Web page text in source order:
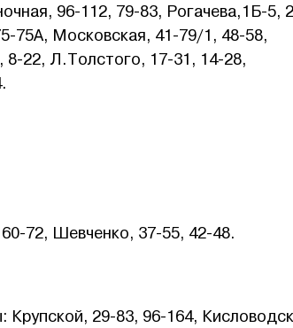
96-112, 79-83, Рогачева,1Б-5,
75А, Московская, 41-79/1, 48-58,
8-22, Л.Толстого, 17-31, 14-28,
72, Шевченко, 37-55, 42-48.
Крупской, 29-83, 96-164,